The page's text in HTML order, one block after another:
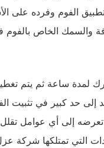
تطبيق الفوم وفرده على
والسمك الخاص
لمدة ساعة ثم يتم
إلى حد كبير في تثبيت
إلى أي عوامل
التي تمتلكها شركة